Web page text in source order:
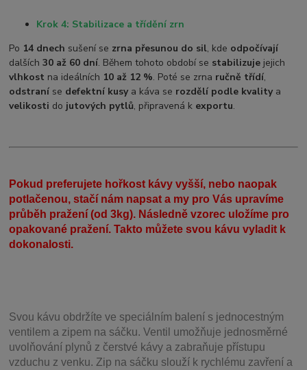
Krok 4: Stabilizace a třídění zrn
Po 14 dnech sušení se zrna přesunou do sil, kde odpočívají
dalších30 až 60 dní. Během tohoto období se stabilizuje jejich
vlhkost na ideálních 10 až 12 %. Poté se zrna ručně třídí,
odstraní se defektní kusya káva se rozdělí podle kvalitya
velikosti do jutových pytlů, připravená k exportu.
Pokud preferujete hořkost kávy vyšší, nebo naopak
potlačenou, stačí nám napsat a my pro Vás upravíme
průběh pražení (od 3kg). Následně vzorec uložíme pro
opakované pražení. Takto můžete svou kávu vyladit k
dokonalosti.
Svou kávu obdržíte ve speciálním balení s jednocestným
ventilem a zipem na sáčku. Ventil umožňuje jednosměrné
uvolňování plynů z čerstvé kávy a zabraňuje přístupu
vzduchu z venku. Zip na sáčku slouží k rychlému zavření a